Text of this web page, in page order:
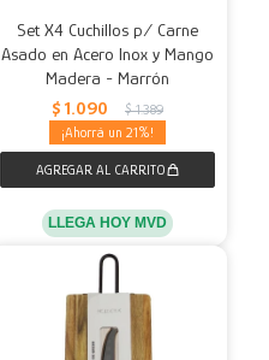
Set X4 Cuchillos p/ Carne
Asado en Acero Inox y Mango
Madera - Marrón
$ 1.090 $ 1.389
21
LLEGA HOY MVD